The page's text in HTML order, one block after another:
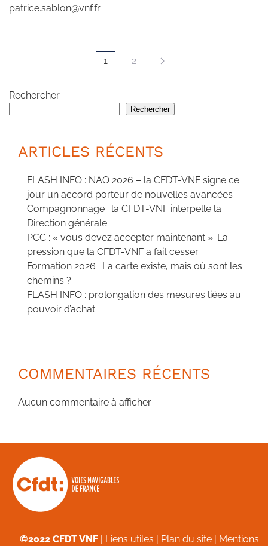
patrice.sablon@vnf.fr
1 2
Rechercher
Rechercher
ARTICLES RÉCENTS
FLASH INFO : NAO 2026 – la CFDT-VNF signe ce
jour un accord porteur de nouvelles avancées
Compagnonnage : la CFDT-VNF interpelle la
Direction générale
PCC : « vous devez accepter maintenant ». La
pression que la CFDT-VNF a fait cesser
Formation 2026 : La carte existe, mais où sont les
chemins ?
FLASH INFO : prolongation des mesures liées au
pouvoir d’achat
COMMENTAIRES RÉCENTS
Aucun commentaire à afficher.
©2022 CFDT VNF Liens utiles Plan du site Mentions